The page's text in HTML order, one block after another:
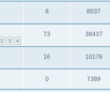
8 8037
2 3 4
73 38437
16 10176
0 7389